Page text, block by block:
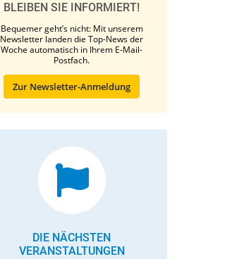
BLEIBEN SIE INFORMIERT!
Bequemer geht’s nicht: Mit unserem
Newsletter landen die Top-News der
Woche automatisch in Ihrem E-Mail-
Postfach.
Zur Newsletter-Anmeldung
DIE NÄCHSTEN
VERANSTALTUNGEN